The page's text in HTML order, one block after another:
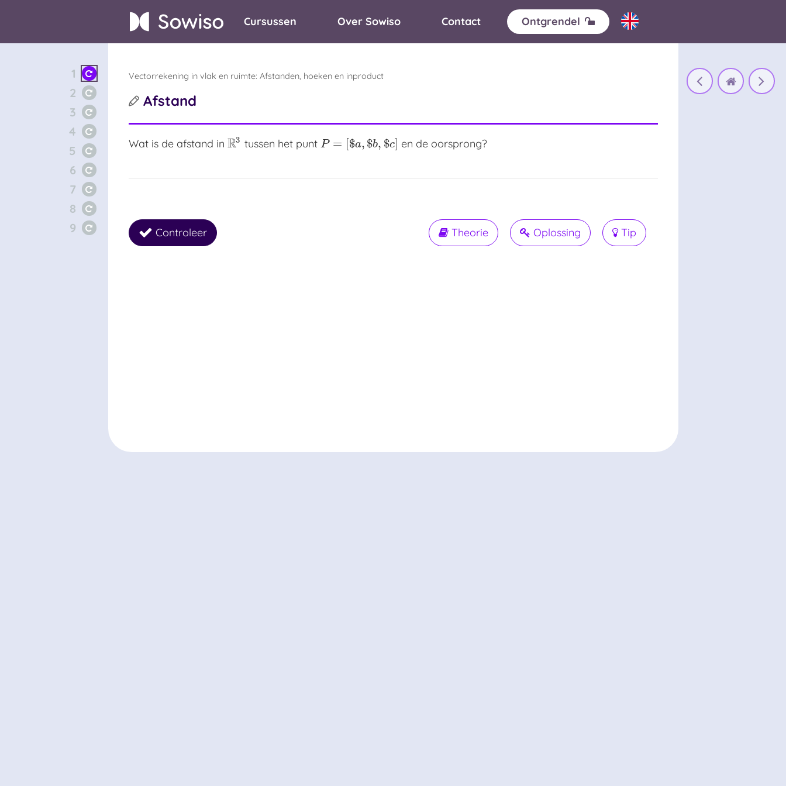
Cursussen Over Sowiso Contact Ontgrendel
1
2
3
4
5
6
7
8
9
Vectorrekening in vlak en ruimte: Afstanden, hoeken en inproduct
Afstand
Wat is de afstand in R3
R3 tussen het punt P = $a, $b, $c]
P= [$ ,$b,$c] en de oorsprong?
Controleer Theorie Oplossing Tip